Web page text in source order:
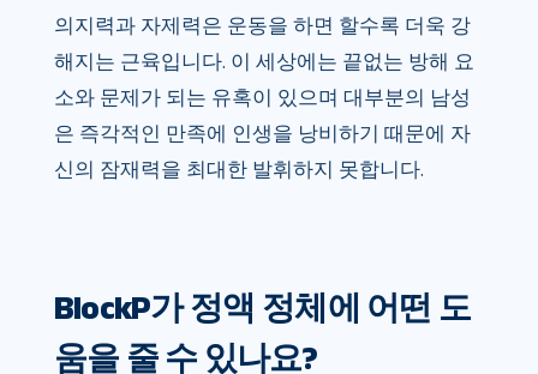
의지력과 자제력은 운동을 하면 할수록 더욱 강
해지는 근육입니다. 이 세상에는 끝없는 방해 요
소와 문제가 되는 유혹이 있으며 대부분의 남성
은 즉각적인 만족에 인생을 낭비하기 때문에 자
신의 잠재력을 최대한 발휘하지 못합니다.
BlockP가 정액 정체에 어떤 도
움을 줄 수 있나요?